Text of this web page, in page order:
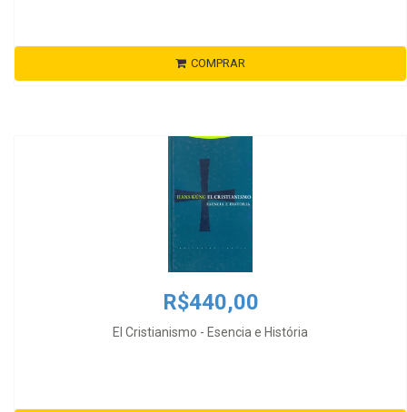
COMPRAR
R$440,00
El Cristianismo - Esencia e História